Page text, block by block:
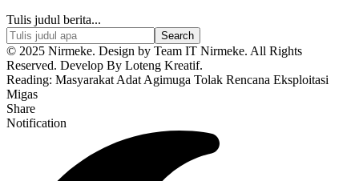
Tulis judul berita...
© 2025 Nirmeke. Design by Team IT Nirmeke. All Rights
Reserved. Develop By Loteng Kreatif.
Reading: Masyarakat Adat Agimuga Tolak Rencana Eksploitasi
Migas
Share
Notification